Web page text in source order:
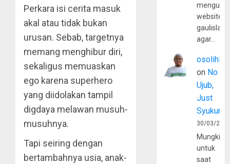
Perkara isi cerita masuk
akal atau tidak bukan
urusan. Sebab, targetnya
memang menghibur diri,
sekaligus memuaskan
ego karena superhero
yang diidolakan tampil
digdaya melawan musuh-
musuhnya.
Tapi seiring dengan
bertambahnya usia, anak-
website
agar…
osolihin
on No
Ujub,
Just
Syukur
30/03/
Mungkin
untuk
saat